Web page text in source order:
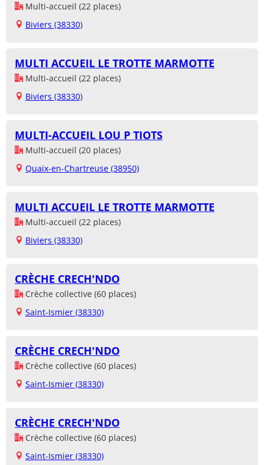
Multi-accueil (22 places)
Biviers (38330)
MULTI ACCUEIL LE TROTTE MARMOTTE
Multi-accueil (22 places)
Biviers (38330)
MULTI-ACCUEIL LOU P TIOTS
Multi-accueil (20 places)
Quaix-en-Chartreuse (38950)
MULTI ACCUEIL LE TROTTE MARMOTTE
Multi-accueil (22 places)
Biviers (38330)
CRÈCHE CRECH'NDO
Crèche collective (60 places)
Saint-Ismier (38330)
CRÈCHE CRECH'NDO
Crèche collective (60 places)
Saint-Ismier (38330)
CRÈCHE CRECH'NDO
Crèche collective (60 places)
Saint-Ismier (38330)